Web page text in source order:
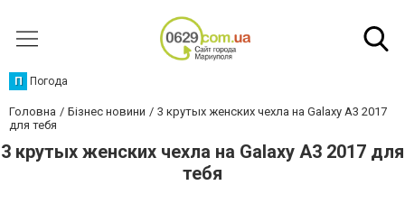
П Погода
Головна Бізнес новини
3 крутых женских чехла на Galaxy A3 2017
для тебя
3 крутых женских чехла на Galaxy A3 2017 для
тебя